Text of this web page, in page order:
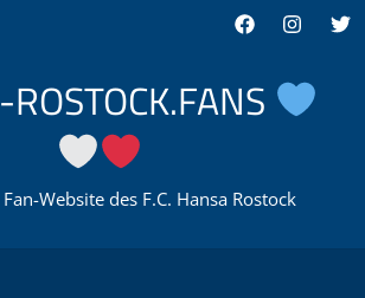
Facebook
Website des F.C. Hansa Rostock